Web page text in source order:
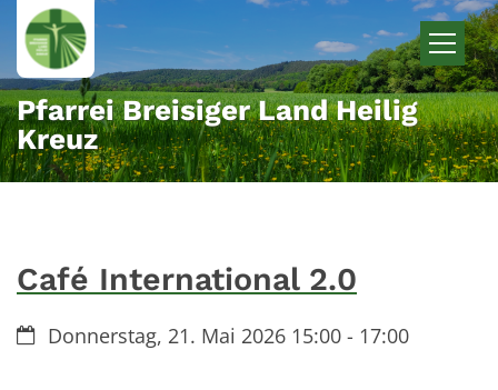
Zum Inhalt springen
Pfarrei Breisiger Land Heilig
Kreuz
Café International 2.0
Datum:Donnerstag, 21. Mai 2026 15:00 - 17:00